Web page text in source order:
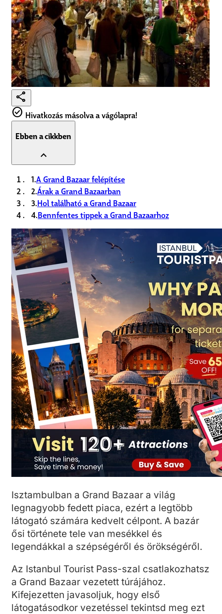
share
check_circle Hivatkozás másolva a vágólapra!
Ebben a cikkben
expand_less
1.A Grand Bazaar felépítése
2.Árak a Grand Bazaarban
3.Hol található a Grand Bazaar
4.Bennfentes tippek a Grand Bazaarhoz
Isztambulban a Grand Bazaar a világ
legnagyobb fedett piaca, ezért a legtöbb
látogató számára kedvelt célpont. A bazár
ősi története tele van mesékkel és
legendákkal a szépségéről és örökségéről.
Az Istanbul Tourist Pass-szal csatlakozhatsz
a Grand Bazaar vezetett túrájához.
Kifejezetten javasoljuk, hogy első
látogatásodkor vezetéssel tekintsd meg ezt